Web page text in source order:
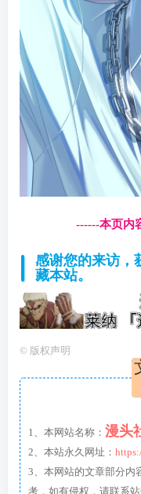
------本页内
感谢您的来访，
藏本站。
© 版权声明
1、本网站名称： 漫头
2、本站永久网址：
3、本网站的文章部分内
考，如有侵权，请联系站